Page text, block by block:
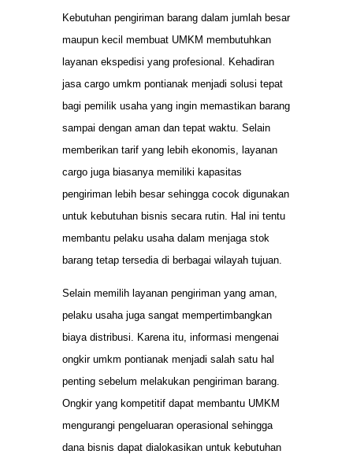
Kebutuhan pengiriman barang dalam jumlah besar
maupun kecil membuat UMKM membutuhkan
layanan ekspedisi yang profesional. Kehadiran
jasa cargo umkm pontianak menjadi solusi tepat
bagi pemilik usaha yang ingin memastikan barang
sampai dengan aman dan tepat waktu. Selain
memberikan tarif yang lebih ekonomis, layanan
cargo juga biasanya memiliki kapasitas
pengiriman lebih besar sehingga cocok digunakan
untuk kebutuhan bisnis secara rutin. Hal ini tentu
membantu pelaku usaha dalam menjaga stok
barang tetap tersedia di berbagai wilayah tujuan.
Selain memilih layanan pengiriman yang aman,
pelaku usaha juga sangat mempertimbangkan
biaya distribusi. Karena itu, informasi mengenai
ongkir umkm pontianak menjadi salah satu hal
penting sebelum melakukan pengiriman barang.
Ongkir yang kompetitif dapat membantu UMKM
mengurangi pengeluaran operasional sehingga
dana bisnis dapat dialokasikan untuk kebutuhan